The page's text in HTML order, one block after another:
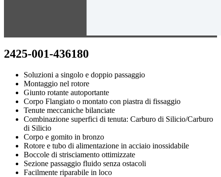
2425-001-436180
Soluzioni a singolo e doppio passaggio
Montaggio nel rotore
Giunto rotante autoportante
Corpo Flangiato o montato con piastra di fissaggio
Tenute meccaniche bilanciate
Combinazione superfici di tenuta: Carburo di Silicio/Carburo
di Silicio
Corpo e gomito in bronzo
Rotore e tubo di alimentazione in acciaio inossidabile
Boccole di strisciamento ottimizzate
Sezione passaggio fluido senza ostacoli
Facilmente riparabile in loco